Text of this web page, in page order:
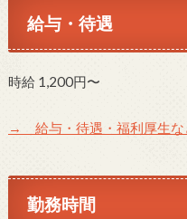
給与・待遇
時給 1,200円〜
→ 給与・待遇・福利厚生な
勤務時間